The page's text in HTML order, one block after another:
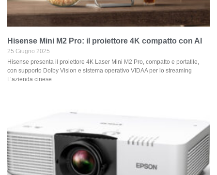
Hisense Mini M2 Pro: il proiettore 4K compatto con AI
25 Giugno 2025
Hisense presenta il proiettore 4K Laser Mini M2 Pro, compatto e portatile,
con supporto Dolby Vision e sistema operativo VIDAA per lo streaming
L’azienda cinese